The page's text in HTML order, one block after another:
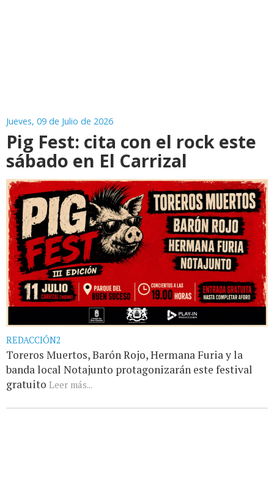
Jueves, 09 de Julio de 2026
Pig Fest: cita con el rock este
sábado en El Carrizal
REDACCIÓN2
Toreros Muertos, Barón Rojo, Hermana Furia y la
banda local Notajunto protagonizarán este festival
gratuito Leer más...